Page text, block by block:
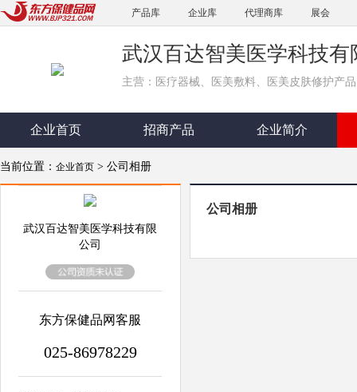
产品库 企业库 代理商库 展会
武汉百达智美医学科技有
主营：医疗器械、医美敷料、医美皮肤修护产
企业首页 招商产品 企业简介
当前位置： 企业首页 > 公司相册
武汉百达智美医学科技有限
公司
东方保健品网客服
025-86978229
公司相册